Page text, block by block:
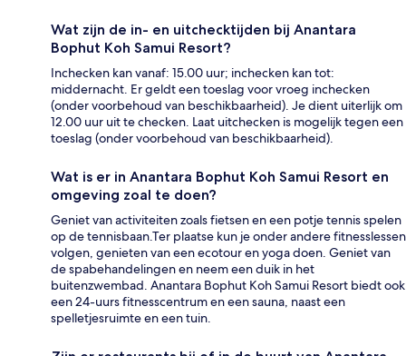
Wat zijn de in- en uitchecktijden bij Anantara
Bophut Koh Samui Resort?
Inchecken kan vanaf: 15.00 uur; inchecken kan tot:
middernacht. Er geldt een toeslag voor vroeg inchecken
(onder voorbehoud van beschikbaarheid). Je dient uiterlijk om
12.00 uur uit te checken. Laat uitchecken is mogelijk tegen een
toeslag (onder voorbehoud van beschikbaarheid).
Wat is er in Anantara Bophut Koh Samui Resort en
omgeving zoal te doen?
Geniet van activiteiten zoals fietsen en een potje tennis spelen
op de tennisbaan.Ter plaatse kun je onder andere fitnesslessen
volgen, genieten van een ecotour en yoga doen. Geniet van
de spabehandelingen en neem een duik in het
buitenzwembad. Anantara Bophut Koh Samui Resort biedt ook
een 24-uurs fitnesscentrum en een sauna, naast een
spelletjesruimte en een tuin.